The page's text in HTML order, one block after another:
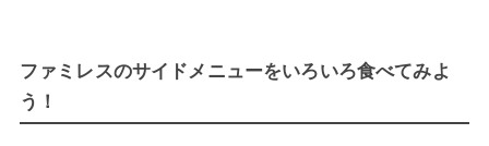
ファミレスのサイドメニューをいろいろ食べてみよ
う！